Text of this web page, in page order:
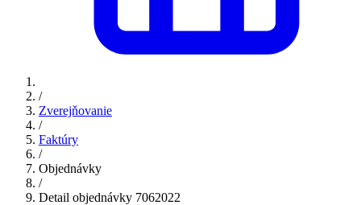
/
Zverejňovanie
/
Faktúry
/
Objednávky
/
Detail objednávky 7062022